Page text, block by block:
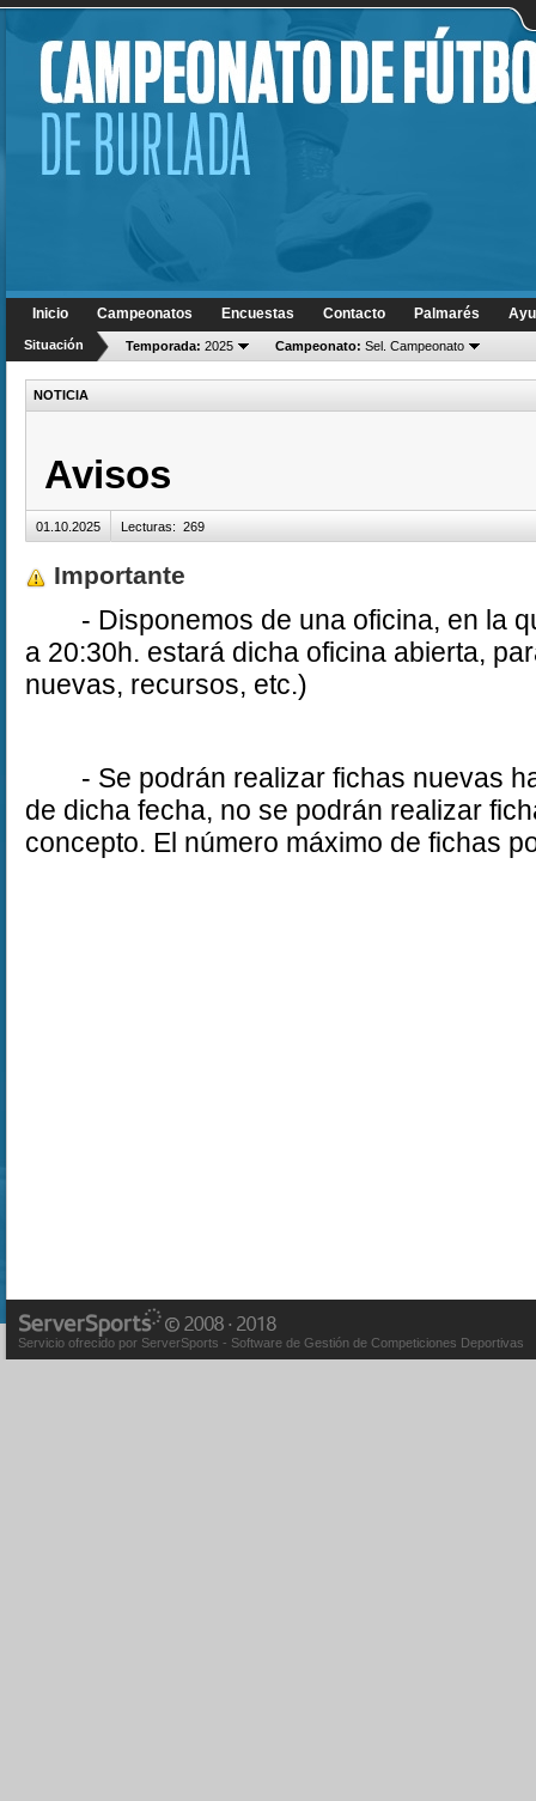
Inicio Campeonatos Encuestas Contacto Palmarés
Situación Temporada: 2025 Campeonato: Sel. Campeonato
NOTICIA
Avisos
01.10.2025 Lecturas: 269
Importante
- Disponemos de una oficina, en la
a 20:30h. estará dicha oficina abierta,
nuevas, recursos, etc.)
- Se podrán realizar fichas nuevas
de dicha fecha, no se podrán realizar
concepto. El número máximo de fichas
Servicio ofrecido por ServerSports - Software de Gestión de Competiciones Deportivas